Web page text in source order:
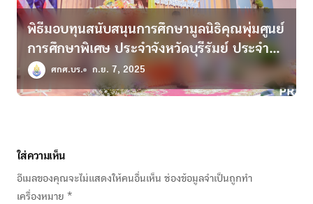
พิธีมอบทุนสนับสนุนการศึกษามูลนิธิคุณพุ่มศูนย์
การศึกษาพิเศษ ประจำจังหวัดบุรีรัมย์ ประจำปี
การศึกษา ๒๕๖๘
ศกศ.บร. ก.ย. 7, 2025
ใส่ความเห็น
อีเมลของคุณจะไม่แสดงให้คนอื่นเห็น ช่องข้อมูลจำเป็นถูกทำ
เครื่องหมาย *